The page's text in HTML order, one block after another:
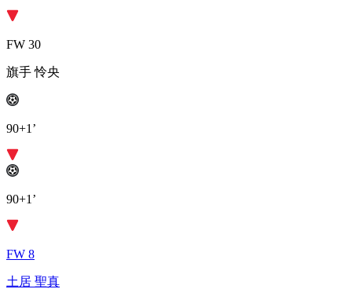
FW 30
旗手 怜央
90+1’
90+1’
FW 8
土居 聖真